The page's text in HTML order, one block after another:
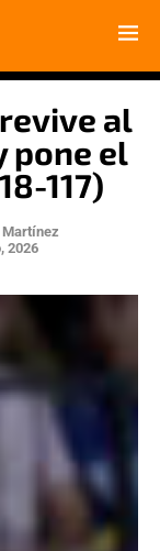
al
pone el
117)
Martínez
2026